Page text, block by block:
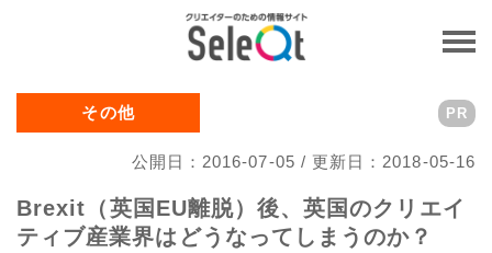
その他
公開日：2016-07-05 / 更新日：2018-05-16
PR
Brexit（英国EU離脱）後、英国のクリエイ
ティブ産業界はどうなってしまうのか？